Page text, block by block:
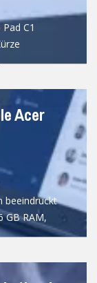
C1
Acer
beeindruckt
GB RAM,